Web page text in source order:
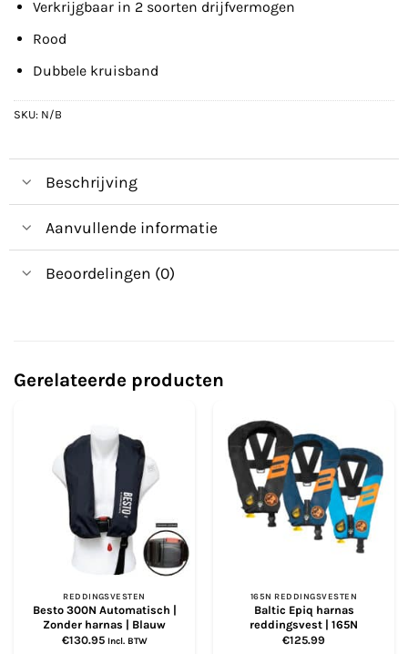
Verkrijgbaar in 2 soorten drijfvermogen
Rood
Dubbele kruisband
SKU: N/B
Beschrijving
Aanvullende informatie
Beoordelingen (0)
Gerelateerde producten
REDDINGSVESTEN
Besto 300N Automatisch |
Zonder harnas | Blauw
€130.95 Incl. BTW
165N REDDINGSVESTEN
Baltic Epiq harnas
reddingsvest | 165N
€125.99